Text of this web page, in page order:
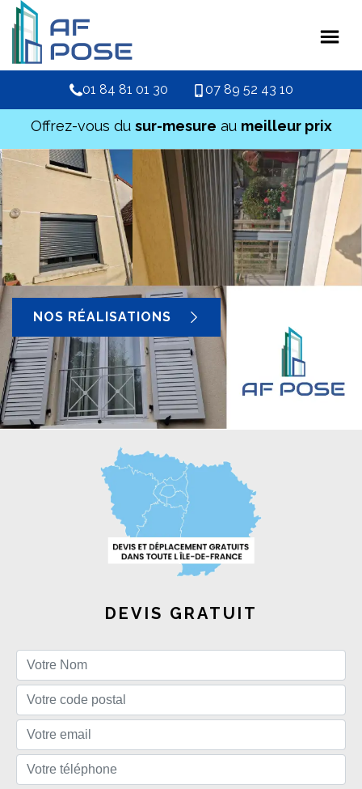
01 84 81 01 30 07 89 52 43 10
Offrez-vous du sur-mesure au meilleur prix
NOS RÉALISATIONS
DEVIS GRATUIT